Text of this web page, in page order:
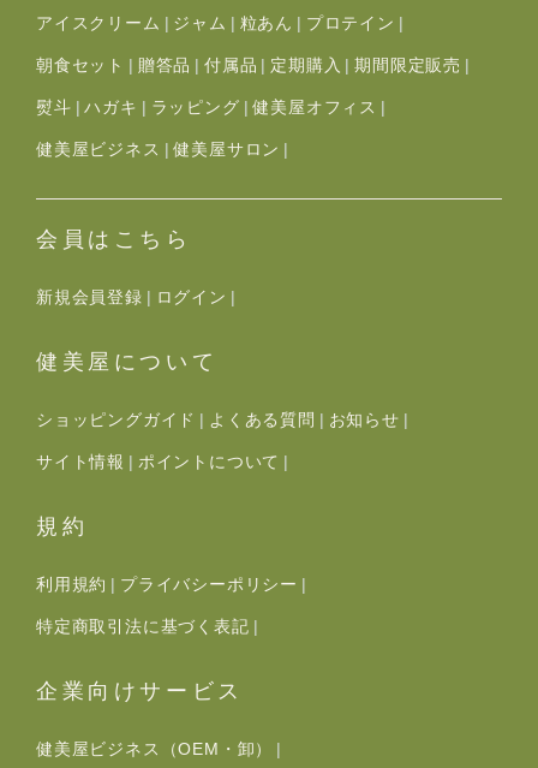
アイスクリーム ジャム 粒あん プロテイン
朝食セット 贈答品 付属品 定期購入 期間限定販売
熨斗 ハガキ ラッピング 健美屋オフィス
健美屋ビジネス 健美屋サロン
会員はこちら
新規会員登録 ログイン
健美屋について
ショッピングガイド よくある質問 お知らせ
サイト情報 ポイントについて
規約
利用規約 プライバシーポリシー
特定商取引法に基づく表記
企業向けサービス
健美屋ビジネス（OEM・卸）